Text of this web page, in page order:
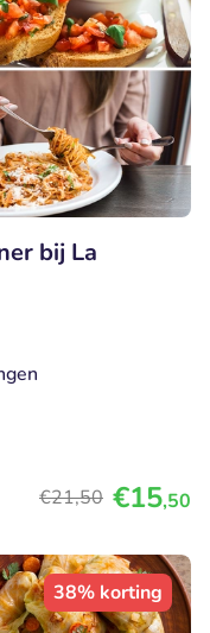
bij La
€21,50 €15,50
38% korting